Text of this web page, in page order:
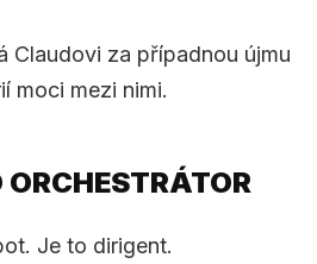
Claudovi za případnou újmu
moci mezi nimi.
Je to dirigent.